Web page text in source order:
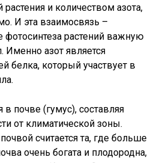
и количеством азота,
И эта взаимосвязь –
фотосинтеза растений важную
Именно азот является
белка, который участвует в
в почве (гумус), составляя
от климатической зоны.
считается та, где больше
очень богата и плодородна,